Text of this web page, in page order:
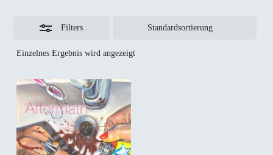
Filters
Einzelnes Ergebnis wird angezeigt